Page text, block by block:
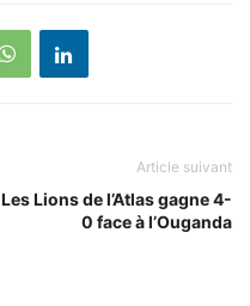
Article suivant
Les Lions de l’Atlas gagne 4-
0 face à l’Ouganda